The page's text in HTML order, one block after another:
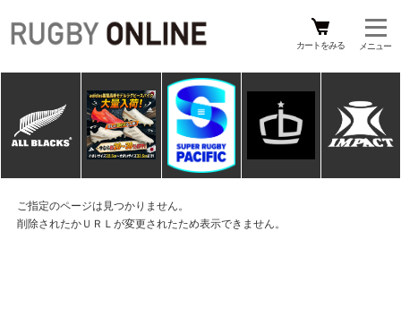
カートをみる
ご指定のページは見つかりません。
削除されたかＵＲＬが変更されたため表示できません。